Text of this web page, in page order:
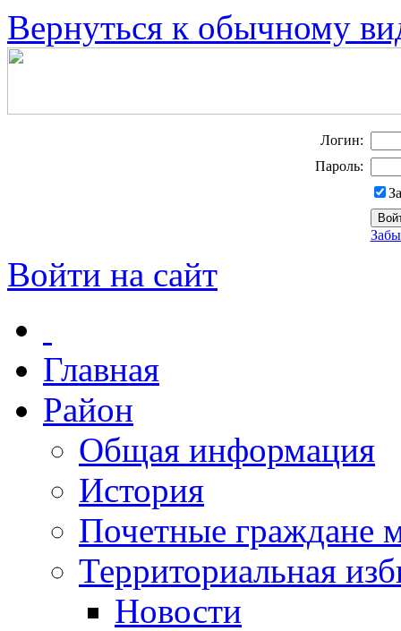
Вернуться к обычному
Логин:
Пароль:
Войти на сайт
Главная
Район
Общая информация
История
Почетные граждане
Территориальная
Новости